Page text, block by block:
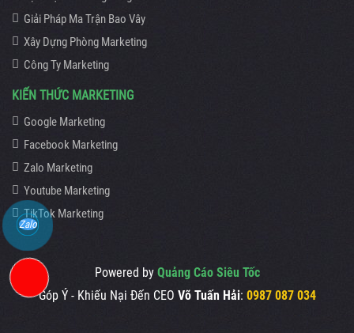
Giải Pháp Ma Trận Bao Vây
Xây Dựng Phòng Marketing
Công Ty Marketing
KIẾN THỨC MARKETING
Google Marketing
Facebook Marketing
Zalo Marketing
Youtube Marketing
TikTok Marketing
Powered by Quảng Cáo Siêu Tốc
Góp Ý - Khiếu Nại Đến CEO Võ Tuấn Hải: 0987 087 034
Zalo